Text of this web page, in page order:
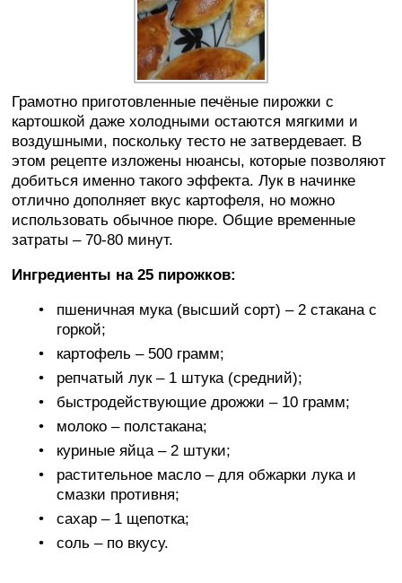
Грамотно приготовленные печёные пирожки с
картошкой даже холодными остаются мягкими и
воздушными, поскольку тесто не затвердевает. В
этом рецепте изложены нюансы, которые позволяют
добиться именно такого эффекта. Лук в начинке
отлично дополняет вкус картофеля, но можно
использовать обычное пюре. Общие временные
затраты – 70-80 минут.
Ингредиенты на 25 пирожков:
пшеничная мука (высший сорт) – 2 стакана с
горкой;
картофель – 500 грамм;
репчатый лук – 1 штука (средний);
быстродействующие дрожжи – 10 грамм;
молоко – полстакана;
куриные яйца – 2 штуки;
растительное масло – для обжарки лука и
смазки противня;
сахар – 1 щепотка;
соль – по вкусу.